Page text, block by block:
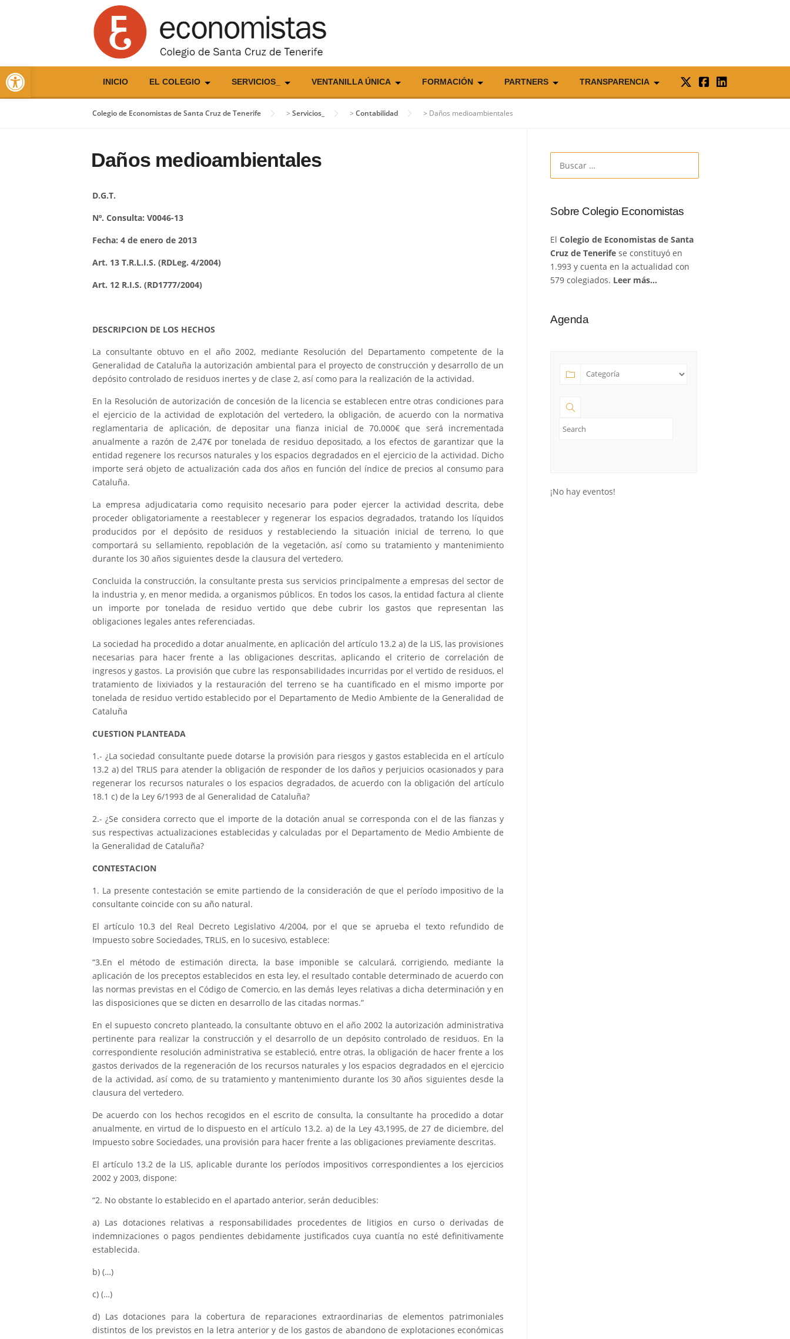
INICIO EL COLEGIO SERVICIOS_ VENTANILLA ÚNICA FORMACIÓN PARTNERS TRANSPARENCIA
Colegio de Economistas de Santa Cruz de Tenerife > Servicios_ > Contabilidad > Daños medioambientales
Daños medioambientales
D.G.T.
Nº. Consulta: V0046-13
Fecha: 4 de enero de 2013
Art. 13 T.R.L.I.S. (RDLeg. 4/2004)
Art. 12 R.I.S. (RD1777/2004)
DESCRIPCION DE LOS HECHOS
La consultante obtuvo en el año 2002, mediante Resolución del Departamento competente de la
Generalidad de Cataluña la autorización ambiental para el proyecto de construcción y desarrollo de un
depósito controlado de residuos inertes y de clase 2, así como para la realización de la actividad.
En la Resolución de autorización de concesión de la licencia se establecen entre otras condiciones para
el ejercicio de la actividad de explotación del vertedero, la obligación, de acuerdo con la normativa
reglamentaria de aplicación, de depositar una fianza inicial de 70.000€ que será incrementada
anualmente a razón de 2,47€ por tonelada de residuo depositado, a los efectos de garantizar que la
entidad regenere los recursos naturales y los espacios degradados en el ejercicio de la actividad. Dicho
importe será objeto de actualización cada dos años en función del índice de precios al consumo para
Cataluña.
La empresa adjudicataria como requisito necesario para poder ejercer la actividad descrita, debe
proceder obligatoriamente a reestablecer y regenerar los espacios degradados, tratando los líquidos
producidos por el depósito de residuos y restableciendo la situación inicial de terreno, lo que
comportará su sellamiento, repoblación de la vegetación, así como su tratamiento y mantenimiento
durante los 30 años siguientes desde la clausura del vertedero.
Concluida la construcción, la consultante presta sus servicios principalmente a empresas del sector de
la industria y, en menor medida, a organismos públicos. En todos los casos, la entidad factura al cliente
un importe por tonelada de residuo vertido que debe cubrir los gastos que representan las
obligaciones legales antes referenciadas.
La sociedad ha procedido a dotar anualmente, en aplicación del artículo 13.2 a) de la LIS, las provisiones
necesarias para hacer frente a las obligaciones descritas, aplicando el criterio de correlación de
ingresos y gastos. La provisión que cubre las responsabilidades incurridas por el vertido de residuos, el
tratamiento de lixiviados y la restauración del terreno se ha cuantificado en el mismo importe por
tonelada de residuo vertido establecido por el Departamento de Medio Ambiente de la Generalidad de
Cataluña
CUESTION PLANTEADA
1.- ¿La sociedad consultante puede dotarse la provisión para riesgos y gastos establecida en el artículo
13.2 a) del TRLIS para atender la obligación de responder de los daños y perjuicios ocasionados y para
regenerar los recursos naturales o los espacios degradados, de acuerdo con la obligación del artículo
18.1 c) de la Ley 6/1993 de al Generalidad de Cataluña?
2.- ¿Se considera correcto que el importe de la dotación anual se corresponda con el de las fianzas y
sus respectivas actualizaciones establecidas y calculadas por el Departamento de Medio Ambiente de
la Generalidad de Cataluña?
CONTESTACION
1. La presente contestación se emite partiendo de la consideración de que el período impositivo de la
consultante coincide con su año natural.
El artículo 10.3 del Real Decreto Legislativo 4/2004, por el que se aprueba el texto refundido de
Impuesto sobre Sociedades, TRLIS, en lo sucesivo, establece:
“3.En el método de estimación directa, la base imponible se calculará, corrigiendo, mediante la
aplicación de los preceptos establecidos en esta ley, el resultado contable determinado de acuerdo con
las normas previstas en el Código de Comercio, en las demás leyes relativas a dicha determinación y en
las disposiciones que se dicten en desarrollo de las citadas normas.”
En el supuesto concreto planteado, la consultante obtuvo en el año 2002 la autorización administrativa
pertinente para realizar la construcción y el desarrollo de un depósito controlado de residuos. En la
correspondiente resolución administrativa se estableció, entre otras, la obligación de hacer frente a los
gastos derivados de la regeneración de los recursos naturales y los espacios degradados en el ejercicio
de la actividad, así como, de su tratamiento y mantenimiento durante los 30 años siguientes desde la
clausura del vertedero.
De acuerdo con los hechos recogidos en el escrito de consulta, la consultante ha procedido a dotar
anualmente, en virtud de lo dispuesto en el artículo 13.2. a) de la Ley 43,1995, de 27 de diciembre, del
Impuesto sobre Sociedades, una provisión para hacer frente a las obligaciones previamente descritas.
El artículo 13.2 de la LIS, aplicable durante los períodos impositivos correspondientes a los ejercicios
2002 y 2003, dispone:
“2. No obstante lo establecido en el apartado anterior, serán deducibles:
a) Las dotaciones relativas a responsabilidades procedentes de litigios en curso o derivadas de
indemnizaciones o pagos pendientes debidamente justificados cuya cuantía no esté definitivamente
establecida.
b) (…)
c) (…)
d) Las dotaciones para la cobertura de reparaciones extraordinarias de elementos patrimoniales
distintos de los previstos en la letra anterior y de los gastos de abandono de explotaciones económicas
Sobre Colegio Economistas
El Colegio de Economistas de Santa
Cruz de Tenerife se constituyó en
1.993 y cuenta en la actualidad con
579 colegiados. Leer más…
Agenda
¡No hay eventos!
Abrir barra de herramientas